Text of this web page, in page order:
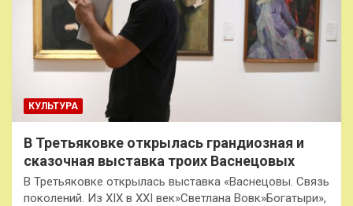
КУЛЬТУРА
В Третьяковке открылась грандиозная и
сказочная выставка троих Васнецовых
В Третьяковке открылась выставка «Васнецовы. Связь
поколений. Из XIX в XXI век»Светлана Вовк»Богатыри»,